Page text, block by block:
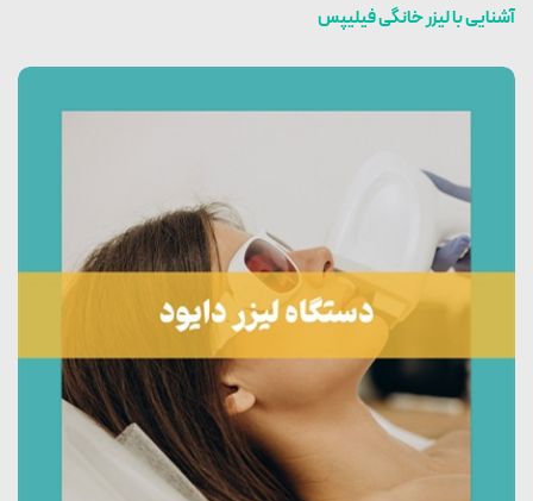
آشنایی با ليزر خانگی فيليپس